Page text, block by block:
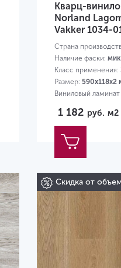
Кварц-
Norland
Vakker 1034-
Страна
Наличие фаски:
Класс применения:
Размер: 590х118х2
Виниловый ламинат
1 182 руб. м2
Скидка от